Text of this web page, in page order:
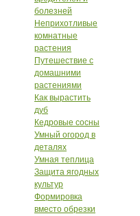
болезней
Неприхотливые
комнатные
растения
Путешествие с
домашними
растениями
Как вырастить
дуб
Кедровые сосны
Умный огород в
деталях
Умная теплица
Защита ягодных
культур
Формировка
вместо обрезки